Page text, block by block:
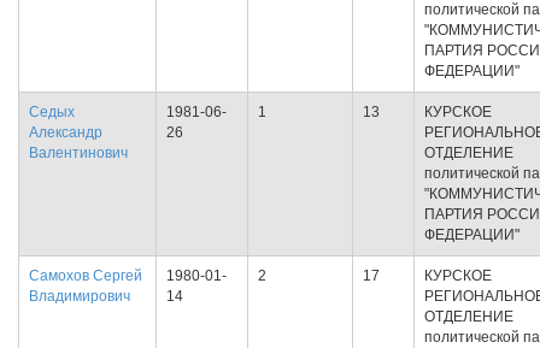
политической
ПАРТИЯ
ФЕДЕРАЦИИ"
Седых
Александр
Валентинович
1981-06-
26
1 13
КУРСКОЕ
ОТДЕЛЕНИЕ
политической
ПАРТИЯ
ФЕДЕРАЦИИ"
Самохов Сергей
Владимирович
1980-01-
14
2 17
КУРСКОЕ
ОТДЕЛЕНИЕ
политической